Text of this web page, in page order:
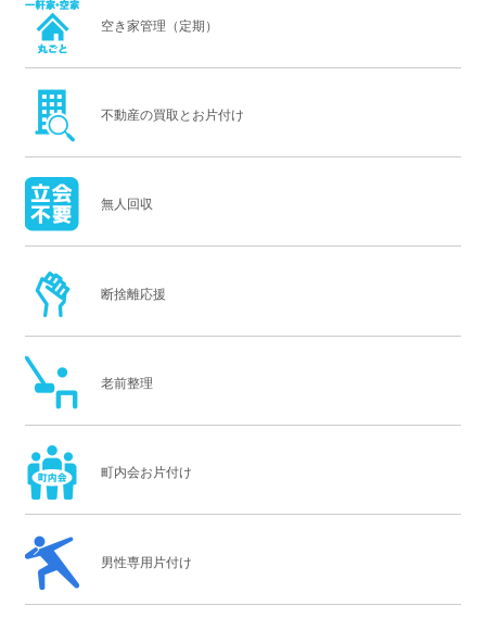
空き家管理（定期）
不動産の買取とお片付け
無人回収
断捨離応援
老前整理
町内会お片付け
男性専用片付け